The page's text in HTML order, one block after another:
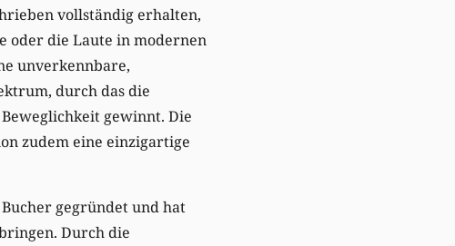
vollständig erhalten,
oder die Laute in modernen
unverkennbare,
durch das die
gewinnt. Die
zudem eine einzigartige
gegründet und hat
Durch die